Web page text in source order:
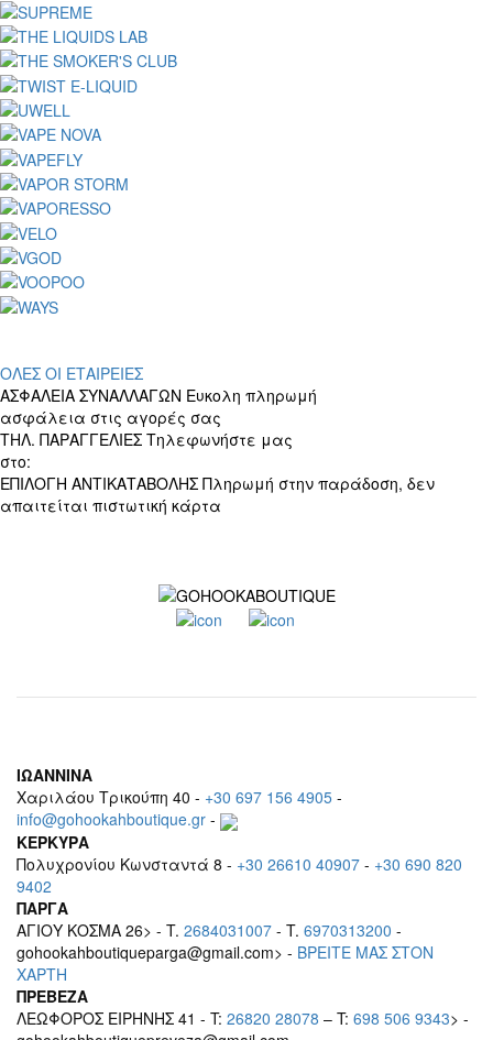
ΟΛΕΣ ΟΙ ΕΤΑΙΡΕΙΕΣ
ΑΣΦΑΛΕΙΑ ΣΥΝΑΛΛΑΓΩΝ Ευκολη πληρωμή
ασφάλεια στις αγορές σας
ΤΗΛ. ΠΑΡΑΓΓΕΛΙΕΣ Τηλεφωνήστε μας
στο:
ΕΠΙΛΟΓΗ ΑΝΤΙΚΑΤΑΒΟΛΗΣ Πληρωμή στην παράδοση, δεν
απαιτείται πιστωτική κάρτα
ΙΩΑΝΝΙΝΑ
Χαριλάου Τρικούπη 40 - +30 697 156 4905 -
info@gohookahboutique.gr -
ΚΕΡΚΥΡΑ
Πολυχρονίου Κωνσταντά 8 - +30 26610 40907 - +30 690 820
9402
ΠΑΡΓΑ
ΑΓΙΟΥ ΚΟΣΜΑ 26> - T. 2684031007 - T. 6970313200 -
gohookahboutiqueparga@gmail.com> - BΡEITE MAΣ ΣΤΟΝ
ΧΑΡΤΗ
ΠΡΕΒΕΖΑ
ΛΕΩΦΟΡΟΣ ΕΙΡΗΝΗΣ 41 - T: 26820 28078 – T: 698 506 9343> -